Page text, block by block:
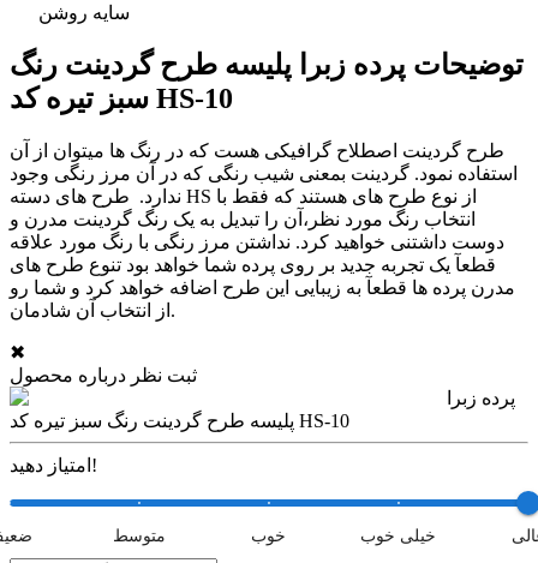
سایه روشن
توضیحات پرده زبرا پلیسه طرح گردینت رنگ
سبز تیره کد HS-10
طرح گردینت اصطلاح گرافیکی هست که در رنگ ها میتوان از آن
استفاده نمود. گردینت بمعنی شیب رنگی که در آن مرز رنگی وجود
ندارد. طرح های دسته HS از نوع طرح های هستند که فقط با
انتخاب رنگ مورد نظر،آن را تبدیل به یک رنگ گردینت مدرن و
دوست داشتنی خواهید کرد. نداشتن مرز رنگی با رنگ مورد علاقه
قطعآ یک تجربه جدید بر روی پرده شما خواهد بود تنوع طرح های
مدرن پرده ها قطعآ به زیبایی این طرح اضافه خواهد کرد و شما رو
از انتخاب آن شادمان.
✖
ثبت نظر درباره محصول
پرده زبرا
پلیسه طرح گردینت رنگ سبز تیره کد HS-10
امتیاز دهید!
متوسط خوب خیلی خوب